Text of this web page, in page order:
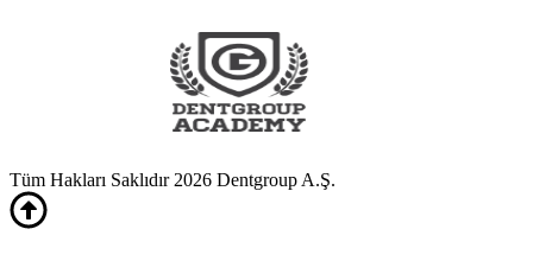
Tüm Hakları Saklıdır 2026 Dentgroup A.Ş.